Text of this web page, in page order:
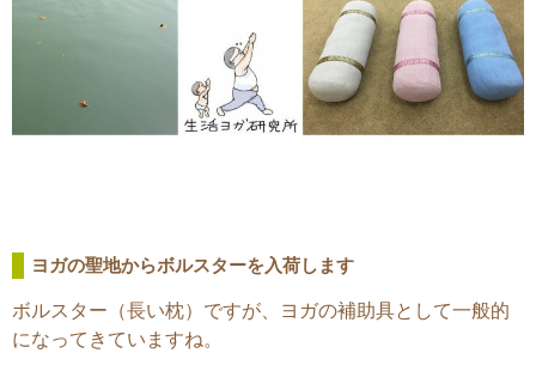
ヨガの聖地からボルスターを入荷します
ボルスター（長い枕）ですが、ヨガの補助具として一般的
になってきていますね。